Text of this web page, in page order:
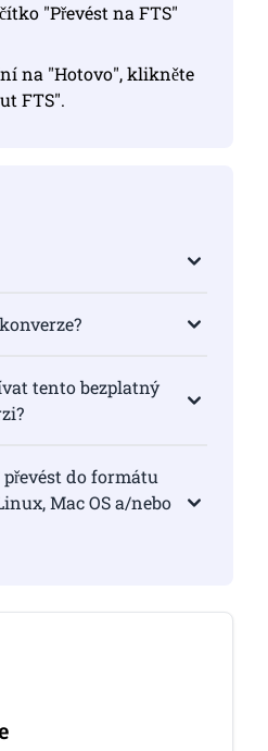
"Převést na FTS"
na "Hotovo", klikněte
FTS".
tento bezplatný
převést do formátu
Mac OS a/nebo